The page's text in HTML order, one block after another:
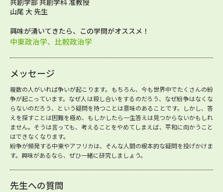
共創学部 共創学科 准教授
山尾 大 先生
興味が湧いてきたら、この学問がオススメ！
中東政治学、比較政治学
メッセージ
複数の人がいれば争いが起こります。もちろん、今も世界中でたくさんの紛
争が起こっています。なぜ人は殺し合いをするのだろう、なぜ紛争はなくな
らないのだろう、という疑問を持つことは意味のあることです。しかし、答
えを探すことは困難を極め、もしかしたら一生答えは見つからないかもしれ
ません。そうは言っても、考えることをやめてしまえば、平和に向かうこと
はできなくなります。
紛争が頻発する中東やアフリカは、そんな人間の根本的な疑問を投げかけま
す。興味があるなら、ぜひ一緒に研究しましょう。
先生への質問